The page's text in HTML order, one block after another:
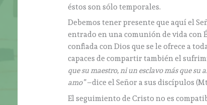
éstos son sólo temporales.
Debemos tener presente que aquí el
entrado en una comunión de vida con
confiada con Dios que se le ofrece a
capaces de compartir también el
que su maestro, ni un esclavo más que su
amo”–dice el Señor a sus discípulos (Mt
El seguimiento de Cristo no es